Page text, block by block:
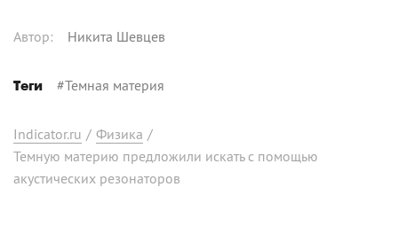
Автор: Никита Шевцев
Теги #Темная материя
Indicator.ru / Физика /
Темную материю предложили искать с помощью
акустических резонаторов